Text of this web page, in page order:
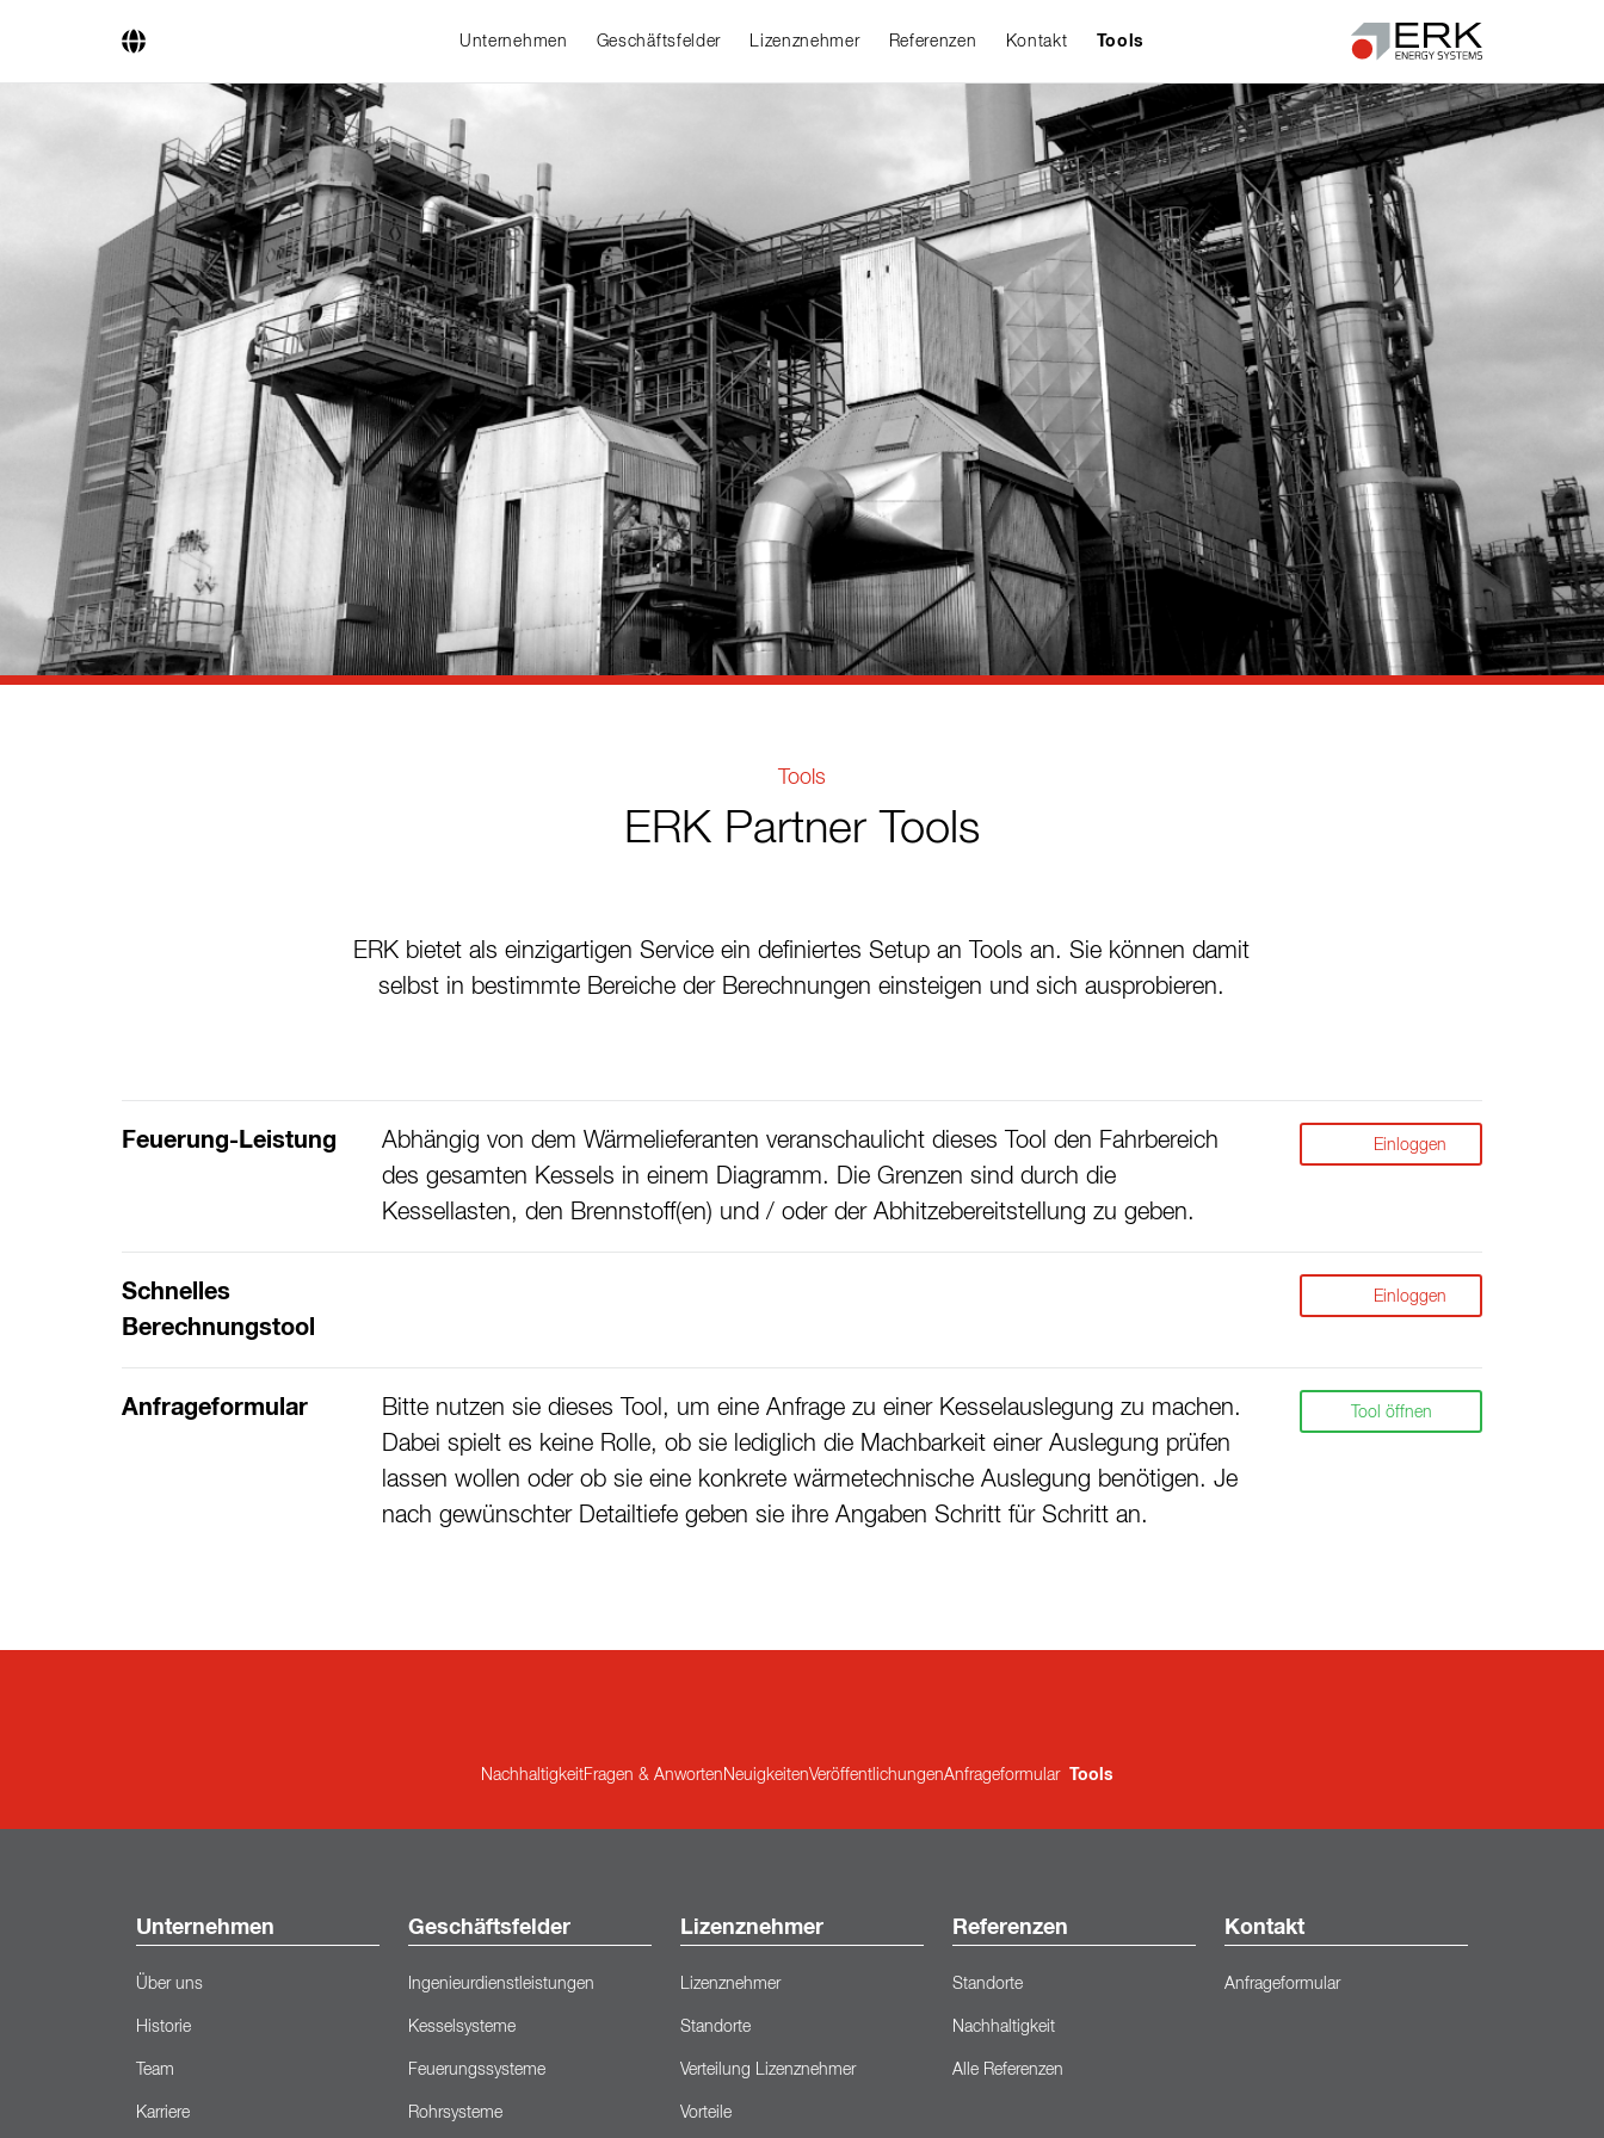
Unternehmen Geschäftsfelder Lizenznehmer Referenzen Kontakt Tools
Unternehmen
Geschäftsfelder
Ingenieurdienstleistungen
Kesselsysteme
Feuerungssysteme
Rohrsysteme
Forschung & Entwicklung
Lizenznehmer
Referenzen
Kontakt
Nachhaltigkeit
Tools
ERK Partner Tools
ERK bietet als einzigartigen Service ein definiertes Setup an Tools an. Sie können damit
selbst in bestimmte Bereiche der Berechnungen einsteigen und sich ausprobieren.
Feuerung-Leistung
Abhängig von dem Wärmelieferanten veranschaulicht dieses Tool den Fahrbereich
des gesamten Kessels in einem Diagramm. Die Grenzen sind durch die
Kessellasten, den Brennstoff(en) und / oder der Abhitzebereitstellung zu geben.
Einloggen
Schnelles
Berechnungstool
Einloggen
Anfrageformular
Bitte nutzen sie dieses Tool, um eine Anfrage zu einer Kesselauslegung zu machen.
Dabei spielt es keine Rolle, ob sie lediglich die Machbarkeit einer Auslegung prüfen
lassen wollen oder ob sie eine konkrete wärmetechnische Auslegung benötigen. Je
nach gewünschter Detailtiefe geben sie ihre Angaben Schritt für Schritt an.
Tool öffnen
NachhaltigkeitFragen & Anworten NeuigkeitenVeröffentlichungenAnfrageformular Tools
Unternehmen
Über uns
Historie
Team
Karriere
Geschäftsfelder
Ingenieurdienstleistungen
Kesselsysteme
Feuerungssysteme
Rohrsysteme
Lizenznehmer
Lizenznehmer
Standorte
Verteilung Lizenznehmer
Vorteile
Referenzen
Standorte
Nachhaltigkeit
Alle Referenzen
Kontakt
Anfrageformular